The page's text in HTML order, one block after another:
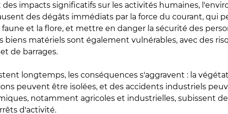
impacts significatifs sur les activités humaines,
des dégâts immédiats par la force du courant, qui
et la flore, et mettre en danger la sécurité des
biens matériels sont également vulnérables, avec des
de barrages.
longtemps, les conséquences s'aggravent : la
peuvent être isolées, et des accidents industriels
notamment agricoles et industrielles, subissent
d'activité.